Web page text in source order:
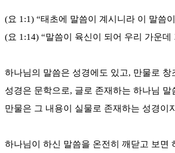
(요 1:1) “태초에 말씀이 계시니라 이 말씀
(요 1:14) “말씀이 육신이 되어 우리 가운
하나님의 말씀은 성경에도 있고, 만물로
성경은 문학으로, 글로 존재하는 하나님 말
만물은 그 내용이 실물로 존재하는 성경이
하나님이 하신 말씀을 온전히 깨닫고 보면